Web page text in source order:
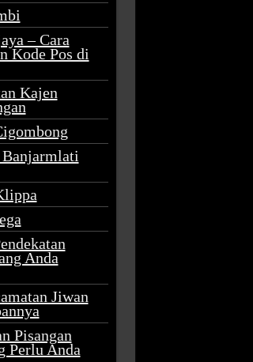
– Cara
Kode Pos di
Kajen
Banjarmlati
Anda
Jiwan
Pisangan
Perlu Anda